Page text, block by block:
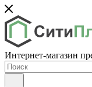
Интернет-магазин